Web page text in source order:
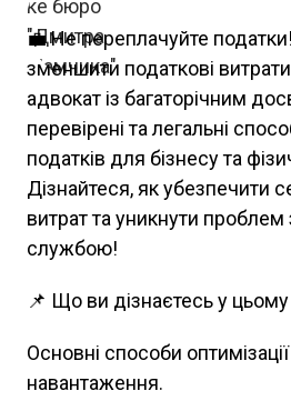
💼 Не переплачуйте
зменшити податкові
адвокат із багаторічним
перевірені та легальні
податків для бізнесу та
Дізнайтеся, як убезпечити
витрат та уникнути
службою!
📌 Що ви дізнаєтесь у цьому
Основні способи
навантаження.